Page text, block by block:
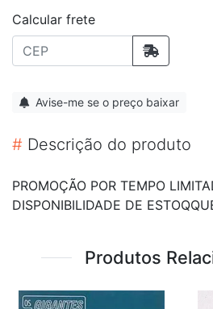
Calcular frete
Avise-me se o preço baixar
# Descrição do produto
PROMOÇÃO POR TEMPO
DISPONIBILIDADE DE
Produtos